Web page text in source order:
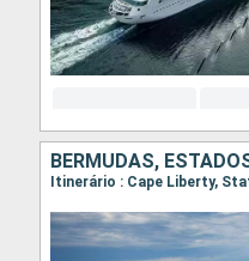
BERMUDAS,
Itinerário : Cape Liberty,